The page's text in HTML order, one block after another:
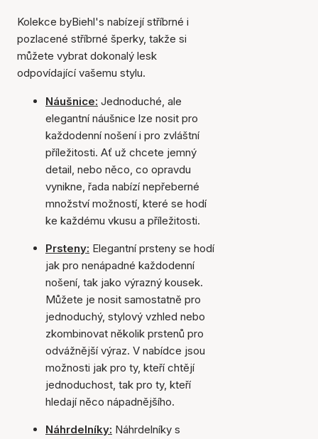
Kolekce byBiehl's nabízejí stříbrné i
pozlacené stříbrné šperky, takže si
můžete vybrat dokonalý lesk
odpovídající vašemu stylu.
Náušnice: Jednoduché, ale
elegantní náušnice lze nosit pro
každodenní nošení i pro zvláštní
příležitosti. Ať už chcete jemný
detail, nebo něco, co opravdu
vynikne, řada nabízí nepřeberné
množství možností, které se hodí
ke každému vkusu a příležitosti.
Prsteny: Elegantní prsteny se hodí
jak pro nenápadné každodenní
nošení, tak jako výrazný kousek.
Můžete je nosit samostatně pro
jednoduchý, stylový vzhled nebo
zkombinovat několik prstenů pro
odvážnější výraz. V nabídce jsou
možnosti jak pro ty, kteří chtějí
jednoduchost, tak pro ty, kteří
hledají něco nápadnějšího.
Náhrdelníky: Náhrdelníky s